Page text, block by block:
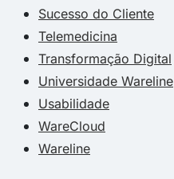
Sucesso do Cliente
Telemedicina
Transformação Digital
Universidade Wareline
Usabilidade
WareCloud
Wareline